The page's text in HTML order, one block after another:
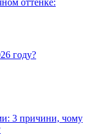
оттенке:
году?
3 причини, чому